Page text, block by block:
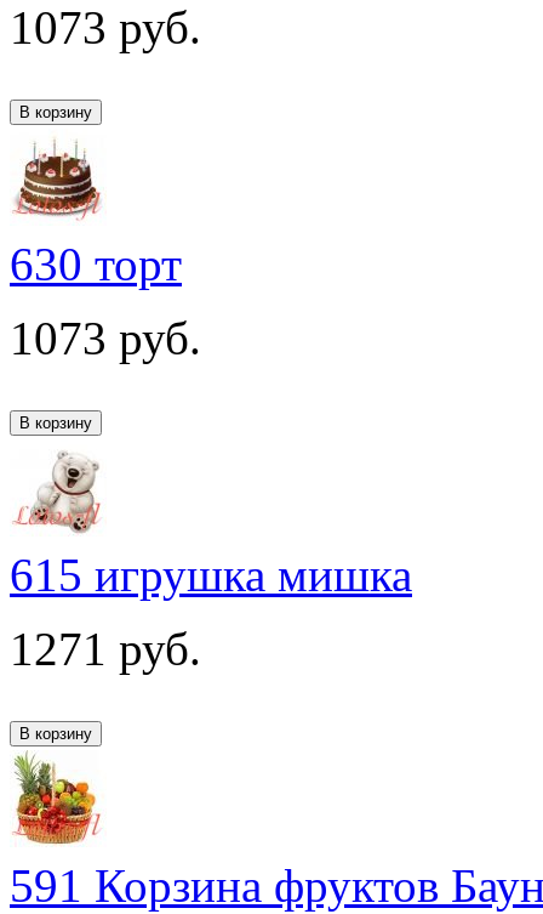
1073 руб.
630 торт
1073 руб.
615 игрушка мишка
1271 руб.
591 Корзина фруктов